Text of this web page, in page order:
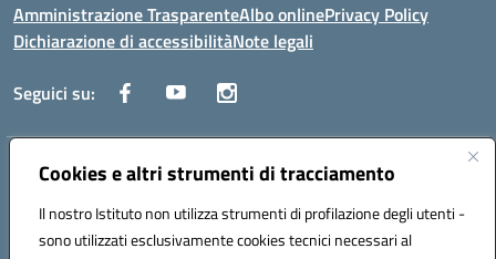
Cookies e altri strumenti di tracciamento
Il nostro Istituto non utilizza strumenti di profilazione degli utenti -
sono utilizzati esclusivamente cookies tecnici necessari al
Amministrazione TrasparenteAlbo onlinePrivacy Policy
Dichiarazione di accessibilitàNote legali
Seguici su:
Indirizzo:Corso Fornari, 1 - 70056 Molfetta
Posta elettronica certificata (PEC):BARH04000D@pec.istruzione.it